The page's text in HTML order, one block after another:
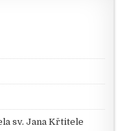
sv. Jana Křtitele